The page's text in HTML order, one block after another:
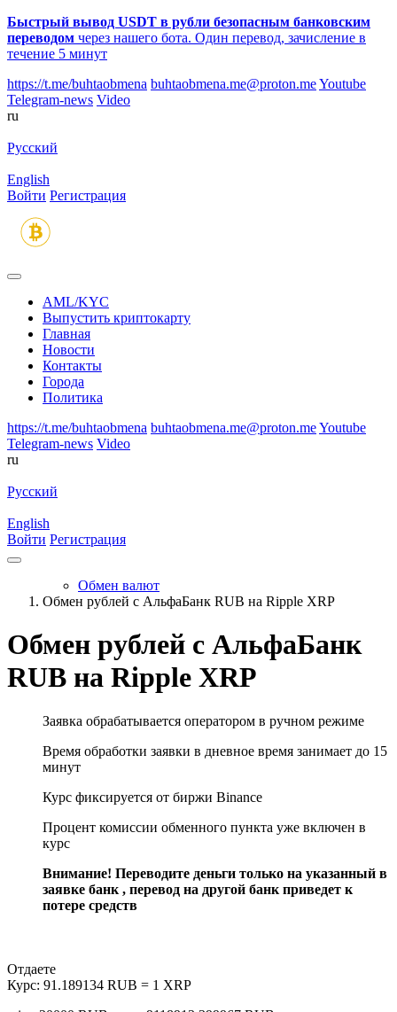
Быстрый вывод USDT в рубли безопасным банковским
переводом через нашего бота. Один перевод, зачисление в
течение 5 минут
https://t.me/buhtaobmena buhtaobmena.me@proton.meYoutube
Telegram-news Video
ru
Русский
English
Войти Регистрация
AML/KYC
Выпустить криптокарту
Главная
Новости
Контакты
Города
Политика
https://t.me/buhtaobmena buhtaobmena.me@proton.meYoutube
Telegram-news Video
ru
Русский
English
Войти Регистрация
Обмен валют
Обмен рублей с АльфаБанк RUB на Ripple XRP
Обмен рублей с АльфаБанк
RUB на Ripple XRP
Заявка обрабатывается оператором в ручном режиме
Время обработки заявки в дневное время занимает до 15
минут
Курс фиксируется от биржи Binance
Процент комиссии обменного пункта уже включен в
курс
Внимание! Переводите деньги только на указанный в
заявке банк , перевод на другой банк приведет к
потере средств
Отдаете
Курс: 91.189134 RUB = 1 XRP